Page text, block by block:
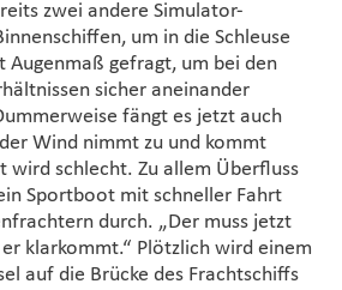
zwei andere Simulator-
um in die Schleuse
Augenmaß gefragt, um bei den
sicher aneinander
fängt es jetzt auch
Wind nimmt zu und kommt
wird schlecht. Zu allem Überfluss
Sportboot mit schneller Fahrt
durch. „Der muss jetzt
klarkommt.“ Plötzlich wird einem
auf die Brücke des Frachtschiffs